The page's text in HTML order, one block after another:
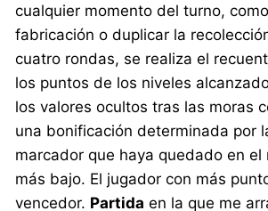
cualquier momento del turno,
fabricación o duplicar la
cuatro rondas, se realiza el
los puntos de los niveles
los valores ocultos tras las moras
una bonificación determinada por
marcador que haya quedado en el
más bajo. El jugador con más
vencedor. Partida en la que me